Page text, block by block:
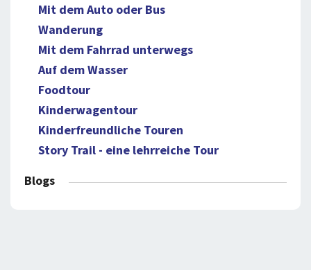
Mit dem Auto oder Bus
Wanderung
Mit dem Fahrrad unterwegs
Auf dem Wasser
Foodtour
Kinderwagentour
Kinderfreundliche Touren
Story Trail - eine lehrreiche Tour
Blogs